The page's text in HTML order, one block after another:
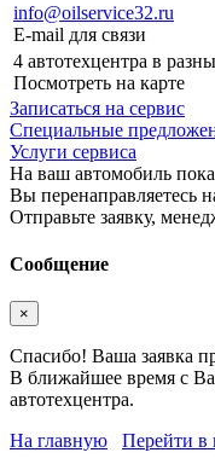
info@oilservice32.ru
E-mail для связи
4 автотехцентра в
Посмотреть на карте
Записаться на сервис
Специальные
Услуги сервиса
На ваш автомобиль пока
Вы перенаправляетесь
Отправьте заявку,
Сообщение
×
Спасибо! Ваша заявка
В ближайшее время с
автотехцентра.
На главную
Перейти в